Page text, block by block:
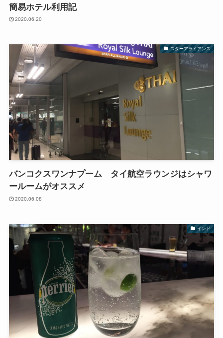
簡易ホテル利用記
2020.06.20
スターアライアンス
バンコクスワンナプーム タイ航空ラウンジはシャワ
ールームがオススメ
2020.06.08
インド